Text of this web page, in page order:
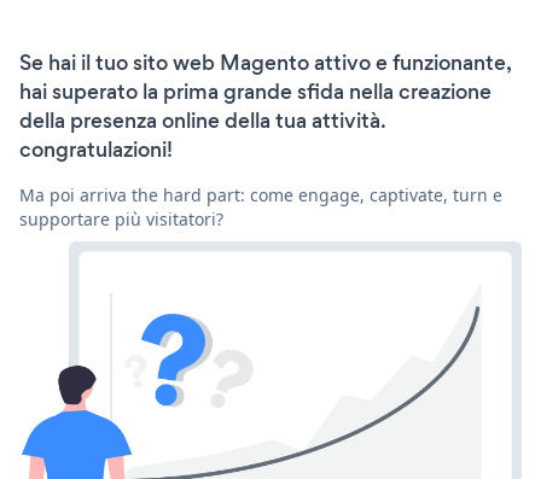
Se hai il tuo sito web Magento attivo e funzionante,
hai superato la prima grande sfida nella creazione
della presenza online della tua attività.
congratulazioni!
Ma poi arriva the hard part: come engage, captivate, turn e
supportare più visitatori?